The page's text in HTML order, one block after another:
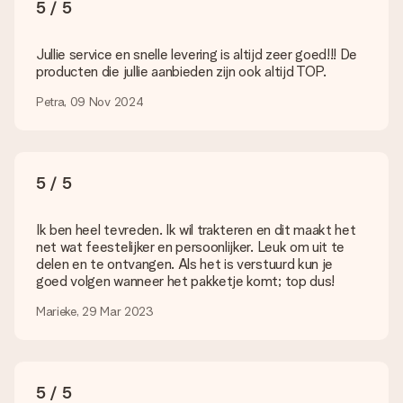
Neem dan even contact op met onze klantenservice, zij
Hoe voeg ik een wenskaartje toe? / Wat houdt het
wenskaartje in?
Door in onze winkelmand op ‘Gratis wenskaartje’ te klikken kun
Wordt mijn cadeau ingepakt geleverd?
een feestelijke verzendverpakking. Zo is jouw cadeau klaar om
gegeven te worden of direct naar de ontvanger te versturen.
5 / 5
Jullie service en snelle levering is altijd zeer goed!!! De
producten die jullie aanbieden zijn ook altijd TOP.
Petra, 09 Nov 2024
5 / 5
Ik ben heel tevreden. Ik wil trakteren en dit maakt het
net wat feestelijker en persoonlijker. Leuk om uit te
delen en te ontvangen. Als het is verstuurd kun je
goed volgen wanneer het pakketje komt; top dus!
Marieke, 29 Mar 2023
5 / 5